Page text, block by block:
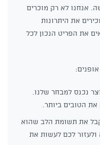
אנחנו לא רק מוכרים
את היתרונות
את הפריט הנכון לכל
נכנס למבחר שלנו.
הטובים ביותר.
את תשומת הלב שהוא
לכם לעשות את